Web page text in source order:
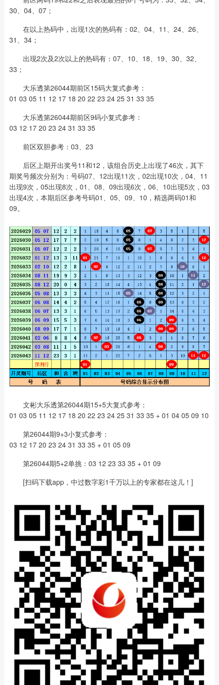
30、04、07；
在以上热码中，出现1次的热码有：02、04、11、24、26、
31、34；
出现2次及2次以上的热码有：07、10、18、19、30、32、
33；
大乐透第26044期前区15码大复式参考：
01 03 05 11 12 17 18 20 22 23 24 25 31 33 35
大乐透第26044期前区9码小复式参考：
03 12 17 20 23 24 31 33 35
前区双胆参考：03、23
后区上期开出奖号11和12，该组合历史上出现了46次，其下
期奖号频次分别为：号码07、12出现11次，02出现10次，04、11
出现9次，05出现8次，01、08、09出现6次，06、10出现5次，03
出现4次，本期后区参考号码01、05、09、10，精选两码01和
09。
文彬大乐透第26044期15+5大复式参考：
01 03 05 11 12 17 18 20 22 23 24 25 31 33 35 + 01 04 05 09 10
第26044期9+3小复式参考：
03 12 17 20 23 24 31 33 35 + 01 05 09
第26044期5+2单挑：03 12 23 33 35 + 01 09
[扫码下载app，中过数字彩1千万以上的专家都在这儿！]